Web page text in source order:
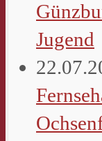
Jugend